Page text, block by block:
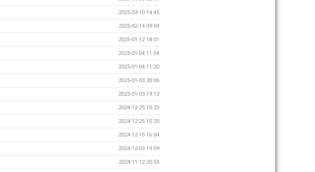
2025-03-10 14:45
2025-02-14 09:04
2025-01-12 18:01
2025-01-04 11:54
2025-01-04 11:20
2025-01-03 20:06
2025-01-03 19:13
2024-12-25 10:23
2024-12-25 10:20
2024-12-15 16:04
2024-12-03 19:09
2024-11-12 20:55